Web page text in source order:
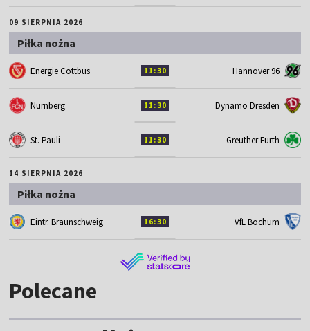
09 SIERPNIA 2026
Piłka nożna
Energie Cottbus 11:30 Hannover 96
Nurnberg 11:30 Dynamo Dresden
St. Pauli 11:30 Greuther Furth
14 SIERPNIA 2026
Piłka nożna
Eintr. Braunschweig 16:30 VfL Bochum
Polecane